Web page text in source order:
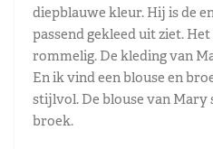
diepblauwe kleur. Hij is de
passend gekleed uit ziet.
rommelig. De kleding van
En ik vind een blouse en
stijlvol. De blouse van Mary
broek.